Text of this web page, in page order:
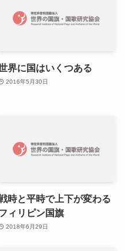
界に国はいくつある
2016年5月30日
時と平時で上下が変わる
ィリピン国旗
2018年6月29日